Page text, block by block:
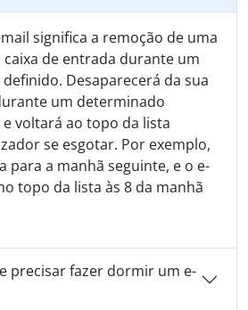
significa a remoção de uma
caixa de entrada durante um
Desaparecerá da sua
um determinado
voltará ao topo da lista
se esgotar. Por exemplo,
para a manhã seguinte, e o e-
topo da lista às 8 da manhã
precisar fazer dormir um e-